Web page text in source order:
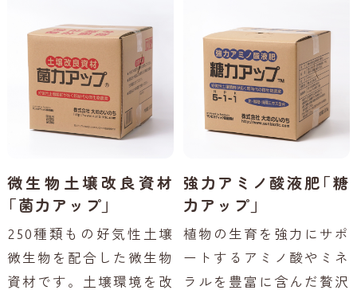
微生物土壌改良資材
「菌力アップ」
250種類もの好気性土壌
微生物を配合した微生物
資材です。土壌環境を改
強力アミノ酸液肥「糖
力アップ」
植物の生育を強力にサポ
ートするアミノ酸やミネ
ラルを豊富に含んだ贅沢